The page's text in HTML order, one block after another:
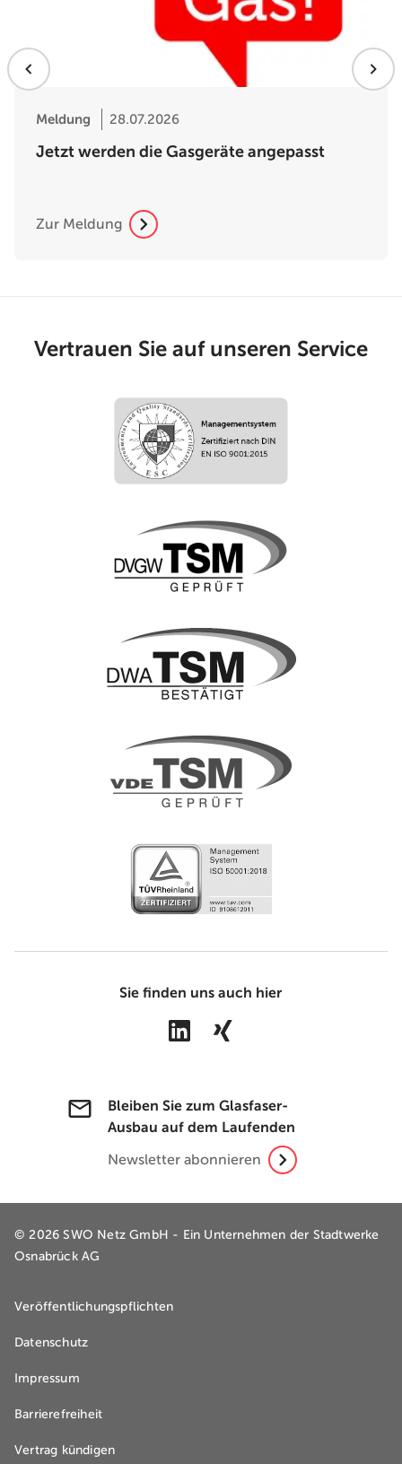
Meldung 28.07.2026
Jetzt werden die Gasgeräte angepasst
Zur Meldung
Vertrauen Sie auf unseren Service
Sie finden uns auch hier
Bleiben Sie zum Glasfaser-
Ausbau auf dem Laufenden
Newsletter abonnieren
© 2026 SWO Netz GmbH - Ein Unternehmen der Stadtwerke
Osnabrück AG
Veröffentlichungspflichten
Datenschutz
Impressum
Barrierefreiheit
Vertrag kündigen